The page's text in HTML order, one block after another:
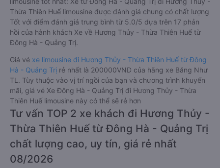
Thừa Thiên Huế limousine được đánh giá chung có chất lượng
Tốt với điểm đánh giá trung bình từ 5.0/5 dựa trên 17 phản
hồi của hành khách Xe về Hương Thủy - Thừa Thiên Huế từ
Đông Hà - Quảng Trị.
Giá vé xe limousine đi Hương Thủy - Thừa Thiên Huế từ Đông
Hà - Quảng Trị rẻ nhất là 200000VND của hãng xe Băng Như
TL. Tùy thuộc vào vị trí ngồi của bạn và chương trình khuyến
mãi, giá vé Xe Đông Hà - Quảng Trị đi Hương Thủy - Thừa
Thiên Huế limousine này có thể sẽ rẻ hơn
Tư vấn TOP 2 xe khách đi Hương Thủy -
Thừa Thiên Huế từ Đông Hà - Quảng Trị
chất lượng cao, uy tín, giá rẻ nhất
08/2026